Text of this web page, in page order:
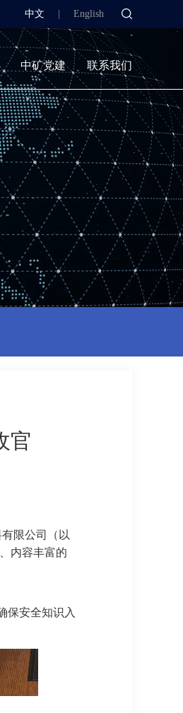
中文 English
中矿党建 联系我们
官
限公司（以
内容丰富的
保安全知识入